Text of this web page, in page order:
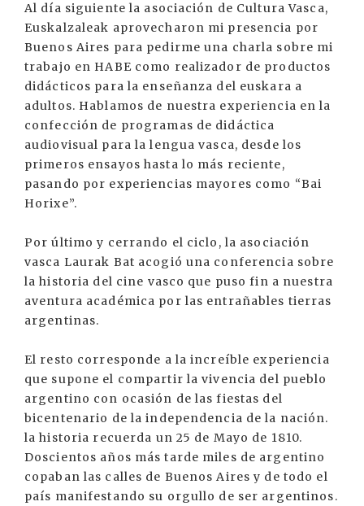
Al día siguiente la asociación de Cultura Vasca,
Euskalzaleak aprovecharon mi presencia por
Buenos Aires para pedirme una charla sobre mi
trabajo en HABE como realizador de productos
didácticos para la enseñanza del euskara a
adultos. Hablamos de nuestra experiencia en la
confección de programas de didáctica
audiovisual para la lengua vasca, desde los
primeros ensayos hasta lo más reciente,
pasando por experiencias mayores como “Bai
Horixe”.
Por último y cerrando el ciclo, la asociación
vasca Laurak Bat acogió una conferencia sobre
la historia del cine vasco que puso fin a nuestra
aventura académica por las entrañables tierras
argentinas.
El resto corresponde a la increíble experiencia
que supone el compartir la vivencia del pueblo
argentino con ocasión de las fiestas del
bicentenario de la independencia de la nación.
la historia recuerda un 25 de Mayo de 1810.
Doscientos años más tarde miles de argentino
copaban las calles de Buenos Aires y de todo el
país manifestando su orgullo de ser argentinos.